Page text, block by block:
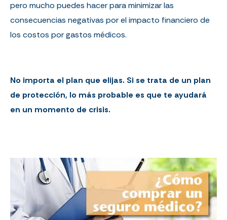
pero mucho puedes hacer para minimizar las
consecuencias negativas por el impacto financiero de
los costos por gastos médicos.
No importa el plan que elijas. Si se trata de un plan
de protección, lo más probable es que te ayudará
en un momento de crisis.